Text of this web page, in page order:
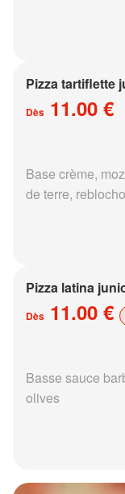
Pizza tartiflette
Dès 11.00 €
Base crème,
de terre,
Pizza latina
Dès 11.00 €
Basse sauce
olives